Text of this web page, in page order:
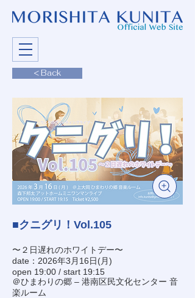
< Back
■クニグリ！Vol.105
〜２日遅れのホワイトデー〜
date：2026年3月16日(月)
open 19:00 / start 19:15
＠ひまわりの郷 – 港南区民文化センター 音
楽ルーム